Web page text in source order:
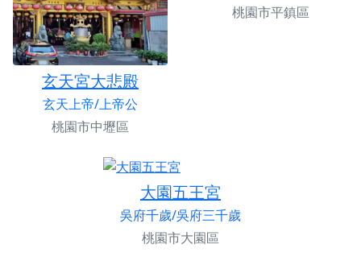
玄天宮大悲殿
玄天上帝/上帝公
桃園市中壢區
桃園市平鎮區
大園五王宮
吳府千歲/吳府三千歲
桃園市大園區